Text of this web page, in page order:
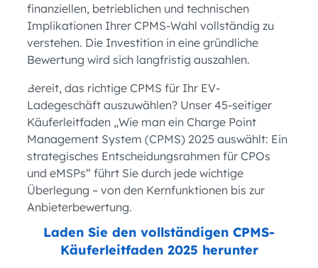
finanziellen, betrieblichen und technischen
Implikationen Ihrer CPMS-Wahl vollständig zu
verstehen. Die Investition in eine gründliche
Bewertung wird sich langfristig auszahlen.
Bereit, das richtige CPMS für Ihr EV-
Ladegeschäft auszuwählen? Unser 45-seitiger
Käuferleitfaden „Wie man ein Charge Point
Management System (CPMS) 2025 auswählt: Ein
strategisches Entscheidungsrahmen für CPOs
und eMSPs“ führt Sie durch jede wichtige
Überlegung – von den Kernfunktionen bis zur
Anbieterbewertung.
Laden Sie den vollständigen CPMS-
Käuferleitfaden 2025 herunter